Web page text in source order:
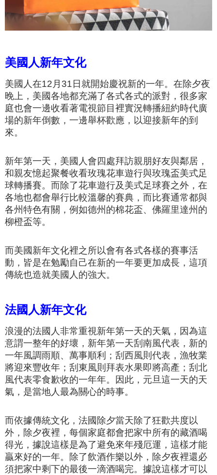
美國人新年文化
美國人在12月31日就開始慶祝新的一年。在除夕夜
晚上，美國各地都充滿了各式各式的派對，很多家
庭也會一邊收看著電視節目裡實況轉播紐約時代廣
場的新年倒數 ，一邊舉杯歡應，以迎接新年的到
來。
新年第一天，美國人會四處拜訪親朋好友與鄰居，
和親友憶起聚餐收看玫瑰花車遊行與玫瑰盃美式足
球轉播賽。而除了花車遊行及美式足球賽之外，在
各地也都會舉行比較溫馨的賽典，而比賽通常都與
各州特色有關，例如德州的棉花盃、 佛羅里達州的
柳橙盃等。
而美國新年文化裡之所以會有各式各樣的賽事活
動，皆是在勉勵自己在新的一年要更加成長，這項
傳統也造就美國人的強大。
法國人新年文化
浪漫的法國人非常重視新年第一天的天氣，因為這
意謂一整年的好壞，新年第一天刮南風代表，新的
一年風調雨順、萬事順利；刮西風則代表，漁牧業
將迎來豐收年；刮東風則拜表水果即將高產；刮北
風代表零食歉收的一年年。因此，元旦這一天的天
氣，是當地人最為關心的時事。
而依據傳統文化，法國除夕當天除了狂歡共度以
外，除夕夜裡，每個家庭都會把家中所有的藏酒喝
得光，據說這樣是為了避免來年殘厄運，這樣才能
贏來好的一年。 除了飲酒作樂以外，除夕夜裡還必
須把家中剩下的最後一滴酒喝完。據說這樣才可以